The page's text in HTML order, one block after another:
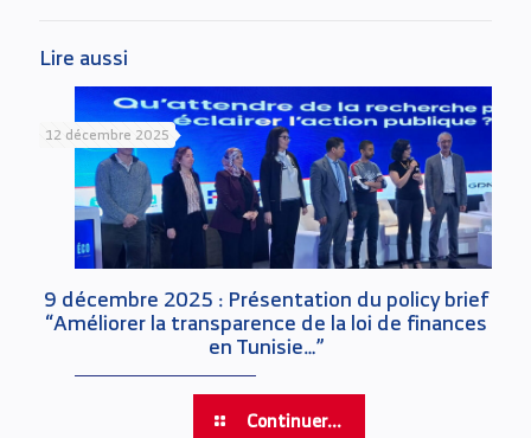
Lire aussi
12 décembre 2025
9 décembre 2025 : Présentation du policy brief
“Améliorer la transparence de la loi de finances
en Tunisie…”
Continuer...